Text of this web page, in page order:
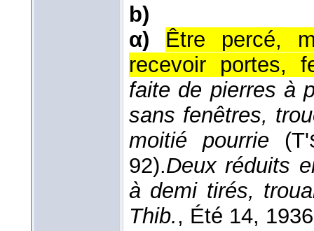
b)
α)
Être percé,
recevoir portes,
faite de pierres à
sans fenêtres,
moitié pourrie (T'
92).Deux réduits
à demi tirés,
Thib., Été 14, 1936